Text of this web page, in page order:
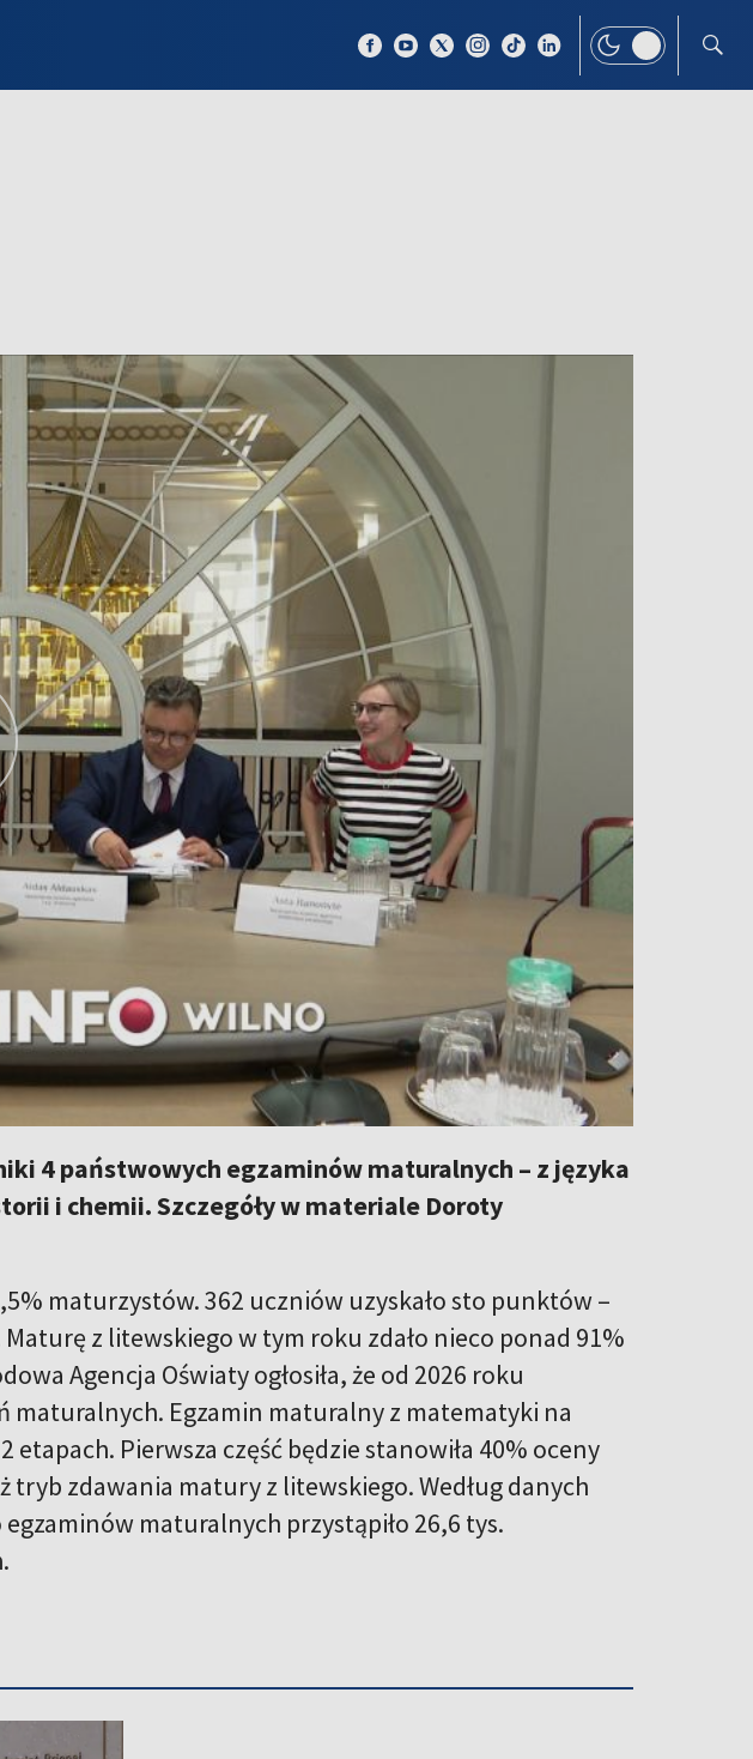
4 państwowych egzaminów maturalnych – z języka
i chemii. Szczegóły w materiale Doroty
maturzystów. 362 uczniów uzyskało sto punktów –
z litewskiego w tym roku zdało nieco ponad 91%
Agencja Oświaty ogłosiła, że od 2026 roku
Egzamin maturalny z matematyki na
Pierwsza część będzie stanowiła 40% oceny
tryb zdawania matury z litewskiego. Według danych
maturalnych przystąpiło 26,6 tys.